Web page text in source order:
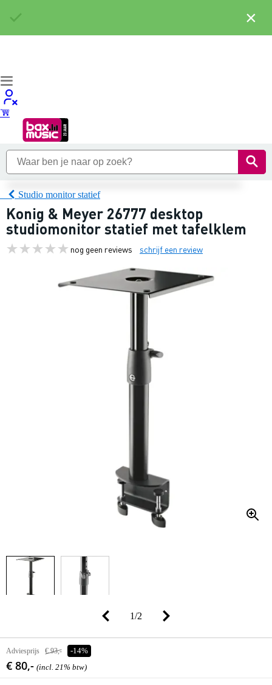
Studio monitor statief
Konig & Meyer 26777 desktop
studiomonitor statief met tafelklem
nog geen reviews schrijf een review
1/2
Adviesprijs € 93,- -14%
€ 80,- (incl. 21% btw)
×